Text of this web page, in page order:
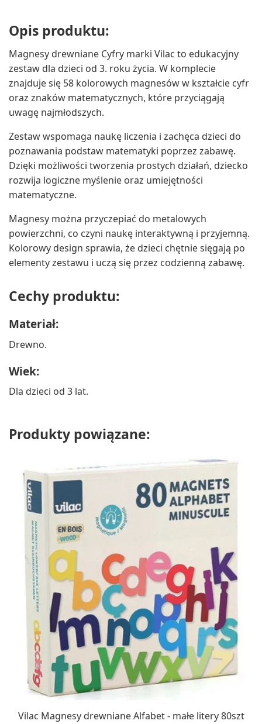
Opis produktu:
Magnesy drewniane Cyfry marki Vilac to edukacyjny
zestaw dla dzieci od 3. roku życia. W komplecie
znajduje się 58 kolorowych magnesów w kształcie cyfr
oraz znaków matematycznych, które przyciągają
uwagę najmłodszych.
Zestaw wspomaga naukę liczenia i zachęca dzieci do
poznawania podstaw matematyki poprzez zabawę.
Dzięki możliwości tworzenia prostych działań, dziecko
rozwija logiczne myślenie oraz umiejętności
matematyczne.
Magnesy można przyczepiać do metalowych
powierzchni, co czyni naukę interaktywną i przyjemną.
Kolorowy design sprawia, że dzieci chętnie sięgają po
elementy zestawu i uczą się przez codzienną zabawę.
Cechy produktu:
Materiał:
Drewno.
Wiek:
Dla dzieci od 3 lat.
Produkty powiązane:
Vilac Magnesy drewniane Alfabet - małe litery 80szt